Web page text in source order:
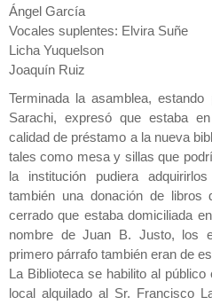
Ángel García
Vocales suplentes: Elvira Suñe
Licha Yuquelson
Joaquín Ruiz
Terminada la asamblea,
Sarachi, expresó que estaba
calidad de préstamo a la nueva
tales como mesa y sillas que
la institución pudiera
también una donación de libros
cerrado que estaba domiciliada
nombre de Juan B. Justo, los
primero párrafo también eran de
La Biblioteca se habilito al
local alquilado al Sr. Francisco